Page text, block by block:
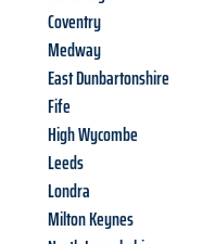
Coventry
Medway
East Dunbartonshire
Fife
High Wycombe
Leeds
Londra
Milton Keynes